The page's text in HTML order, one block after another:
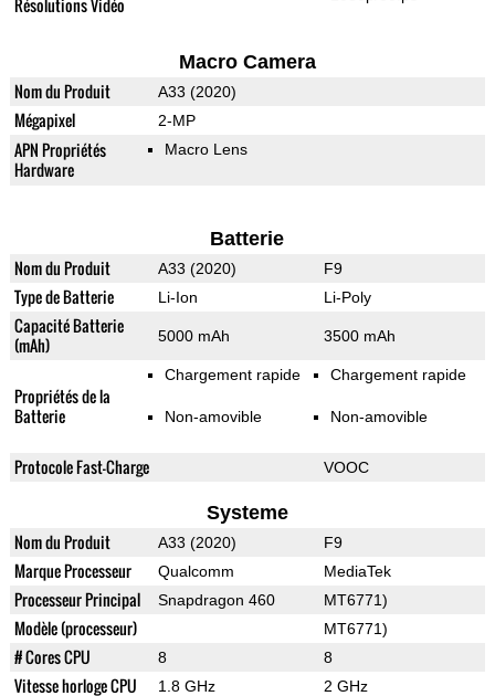
Résolutions Vidéo
Macro Camera
Nom du Produit A33 (2020)
Mégapixel 2-MP
APN Propriétés
Hardware
Macro Lens
Batterie
Nom du Produit A33 (2020) F9
Type de Batterie Li-Ion Li-Poly
Capacité Batterie
(mAh)
5000 mAh 3500 mAh
Propriétés de la
Batterie
Chargement rapide
Non-amovible
Chargement rapide
Non-amovible
Protocole Fast-Charge VOOC
Systeme
Nom du Produit A33 (2020) F9
Marque Processeur Qualcomm MediaTek
Processeur Principal Snapdragon 460 MT6771)
Modèle (processeur) MT6771)
# Cores CPU 8 8
Vitesse horloge CPU 1.8 GHz 2 GHz